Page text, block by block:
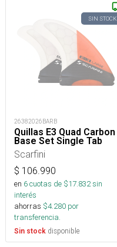
SIN STOCK
26382026BARB
Quillas E3 Quad Carbon
Base Set Single Tab
Scarfini
$ 106.990
en 6cuotas de $17.832sin
interés
ahorras $4.280 por
transferencia.
Sin stock disponible